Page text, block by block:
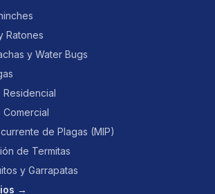
Ratones
y Water Bugs
de Plagas (MIP)
de Termitas
y Garrapatas
→